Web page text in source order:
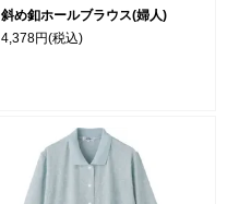
斜め釦ホールブラウス(婦人)
4,378円(税込)